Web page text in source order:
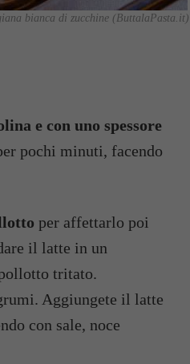
bianca di zucchine (ButtalaPasta.it)
e con uno spessore
pochi minuti, facendo
per affettarlo poi
il latte in un
tritato.
Aggiungete il latte
con sale, noce